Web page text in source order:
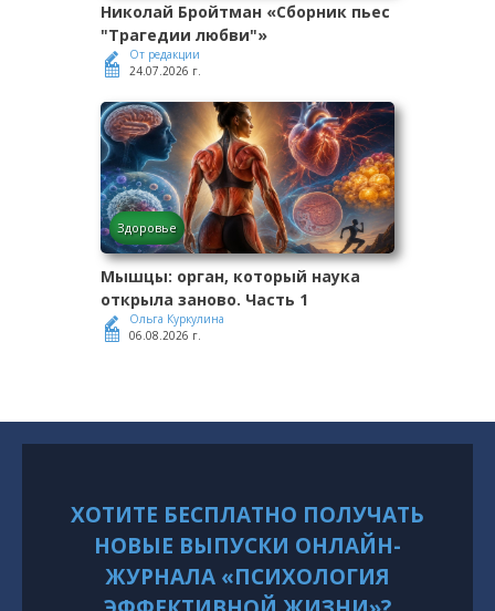
Николай Бройтман «Сборник пьес
"Трагедии любви"»
От редакции
24.07.2026 г.
Здоровье
Мышцы: орган, который наука
открыла заново. Часть 1
Ольга Куркулина
06.08.2026 г.
ХОТИТЕ БЕСПЛАТНО ПОЛУЧАТЬ
НОВЫЕ ВЫПУСКИ ОНЛАЙН-
ЖУРНАЛА «ПСИХОЛОГИЯ